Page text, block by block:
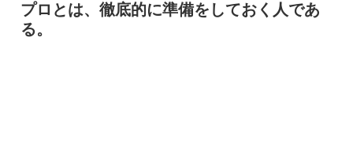
プロとは、徹底的に準備をしておく人であ
る。